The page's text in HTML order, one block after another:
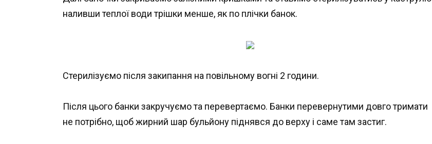
наливши теплої води трішки менше, як по плічки банок.
Стерилізуємо після закипання на повільному вогні 2 години.
Після цього банки закручуємо та перевертаємо. Банки перевернутими довго тримати
не потрібно, щоб жирний шар бульйону піднявся до верху і саме там застиг.